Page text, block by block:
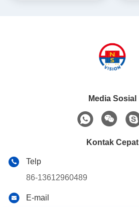
Media Sosial
Kontak Cepat
Telp
86-13612960489
E-mail